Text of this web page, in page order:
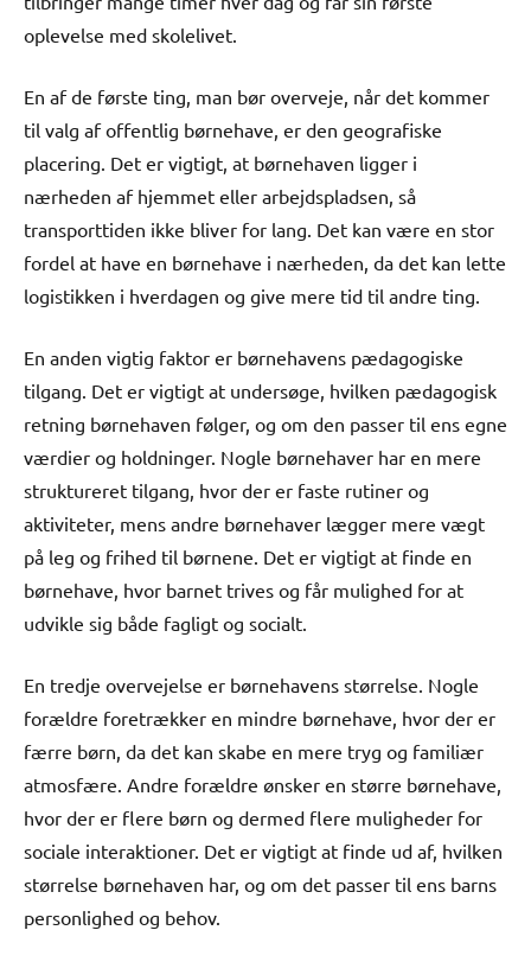
oplevelse med skolelivet.
En af de første ting, man bør overveje, når det kommer
til valg af offentlig børnehave, er den geografiske
placering. Det er vigtigt, at børnehaven ligger i
nærheden af hjemmet eller arbejdspladsen, så
transporttiden ikke bliver for lang. Det kan være en stor
fordel at have en børnehave i nærheden, da det kan lette
logistikken i hverdagen og give mere tid til andre ting.
En anden vigtig faktor er børnehavens pædagogiske
tilgang. Det er vigtigt at undersøge, hvilken pædagogisk
retning børnehaven følger, og om den passer til ens egne
værdier og holdninger. Nogle børnehaver har en mere
struktureret tilgang, hvor der er faste rutiner og
aktiviteter, mens andre børnehaver lægger mere vægt
på leg og frihed til børnene. Det er vigtigt at finde en
børnehave, hvor barnet trives og får mulighed for at
udvikle sig både fagligt og socialt.
En tredje overvejelse er børnehavens størrelse. Nogle
forældre foretrækker en mindre børnehave, hvor der er
færre børn, da det kan skabe en mere tryg og familiær
atmosfære. Andre forældre ønsker en større børnehave,
hvor der er flere børn og dermed flere muligheder for
sociale interaktioner. Det er vigtigt at finde ud af, hvilken
størrelse børnehaven har, og om det passer til ens barns
personlighed og behov.